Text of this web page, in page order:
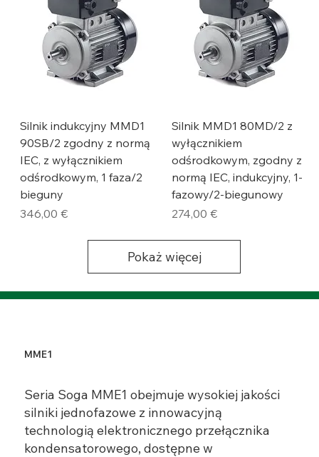
Silnik indukcyjny MMD1
90SB/2 zgodny z normą
IEC, z wyłącznikiem
odśrodkowym, 1 faza/2
bieguny
Cena
346,00 €
Silnik MMD1 80MD/2 z
wyłącznikiem
odśrodkowym, zgodny z
normą IEC, indukcyjny, 1-
fazowy/2-biegunowy
Cena
274,00 €
Pokaż więcej
MME1
Seria Soga MME1 obejmuje wysokiej jakości
silniki jednofazowe z innowacyjną
technologią elektronicznego przełącznika
kondensatorowego, dostępne w